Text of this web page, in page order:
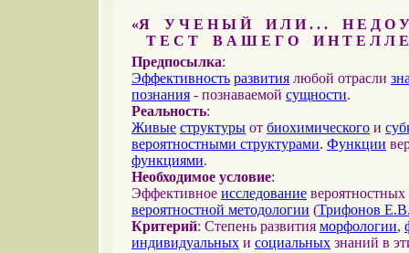
«Я У Ч Е Н Ы Й И Л И . . . Н Е Д О У
Т Е С Т В А Ш Е Г О И Н Т Е Л Л Е
Предпосылка:
Эффективность развития любой отрасли
познания - познаваемой сущности.
Реальность:
Живые структуры от биохимического и
вероятностными структурами. Функции
функциями.
Необходимое условие:
Эффективное исследование
вероятностной методологии (Трифонов
Критерий: Степень развития морфологии,
индивидуальных и социальных знаний в